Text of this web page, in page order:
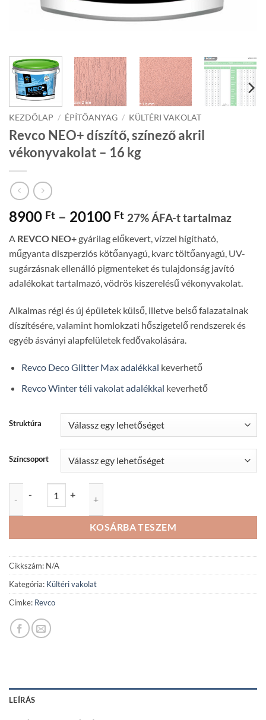
KEZDŐLAP / ÉPÍTŐANYAG / KÜLTÉRI VAKOLAT
Revco NEO+ díszítő, színező akril
vékonyvakolat – 16 kg
8900 Ft – 20100 FtÁrtartomány:
8900 Ft
-
20100 Ft
27% ÁFA-t tartalmaz
A REVCO NEO+gyárilag előkevert, vízzel hígítható,
műgyanta diszperziós kötőanyagú, kvarc töltőanyagú, UV-
sugárzásnak ellenálló pigmenteket és tulajdonság javító
adalékokat tartalmazó, vödrös kiszerelésű vékonyvakolat.
Alkalmas régi és új épületek külső, illetve belső falazatainak
díszítésére, valamint homlokzati hőszigetelő rendszerek és
egyéb ásványi alapfelületek fedővakolására.
Revco Deco Glitter Max adalékkal keverhető
Revco Winter téli vakolat adalékkal keverhető
Struktúra
Színcsoport
- +
KOSÁRBA TESZEM
Cikkszám: N/A
Kategória: Kültéri vakolat
Címke: Revco
LEÍRÁS